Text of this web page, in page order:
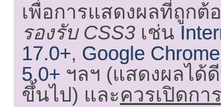
เพื่อการแสดงผลที่ถูกต้
รองรับ CSS3 เช่น
17.0+, Google
5.0+ ฯลฯ (แสดงผลได้
ขึ้นไป) และควรเปิดกา